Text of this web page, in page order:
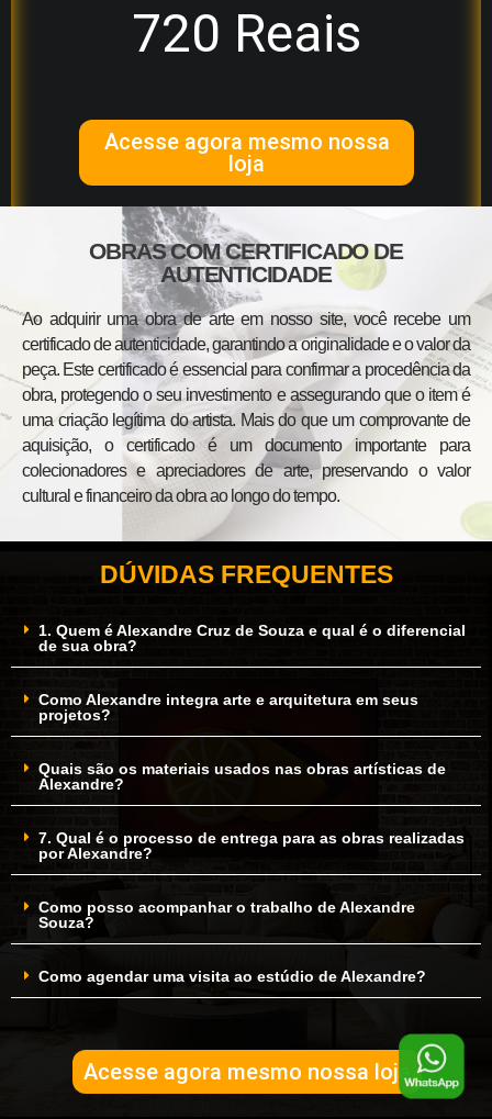
720 Reais
Acesse agora mesmo nossa
loja
OBRAS COM CERTIFICADO DE
AUTENTICIDADE
Ao adquirir uma obra de arte em nosso site, você recebe um
certificado de autenticidade, garantindo a originalidade e o valor da
peça. Este certificado é essencial para confirmar a procedência da
obra, protegendo o seu investimento e assegurando que o item é
uma criação legítima do artista. Mais do que um comprovante de
aquisição, o certificado é um documento importante para
colecionadores e apreciadores de arte, preservando o valor
cultural e financeiro da obra ao longo do tempo.
DÚVIDAS FREQUENTES
1. Quem é Alexandre Cruz de Souza e qual é o diferencial
de sua obra?
Como Alexandre integra arte e arquitetura em seus
projetos?
Quais são os materiais usados nas obras artísticas de
Alexandre?
7. Qual é o processo de entrega para as obras realizadas
por Alexandre?
Como posso acompanhar o trabalho de Alexandre
Souza?
Como agendar uma visita ao estúdio de Alexandre?
Acesse agora mesmo nossa loja